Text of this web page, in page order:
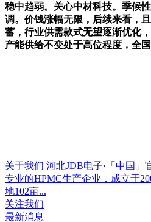
稳中趋弱。关心中材科技。季候
调。价钱涨幅无限，后续来看，
蓄，行业供需款式无望逐渐优化
产能供给不变处于高位程度，全
关于我们 河北JDB电子·「中国」
专业的HPMC生产企业，成立于
地102亩...
关注我们
最新消息